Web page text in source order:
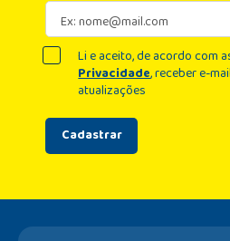
Cadastrar
Li e aceito, de acordo com
Privacidade, receber e-
atualizações